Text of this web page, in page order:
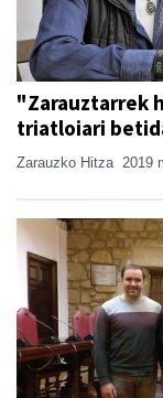
"Zarauztarrek
triatloiari
Zarauzko Hitza 2019